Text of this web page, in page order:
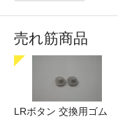
売れ筋商品
LRボタン 交換用ゴム